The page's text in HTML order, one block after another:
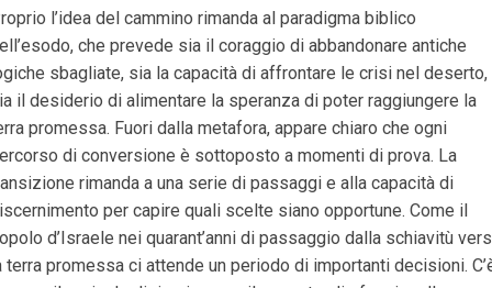
l’idea del cammino rimanda al paradigma biblico
che prevede sia il coraggio di abbandonare antiche
sbagliate, sia la capacità di affrontare le crisi nel deserto,
il desiderio di alimentare la speranza di poter raggiungere la
promessa. Fuori dalla metafora, appare chiaro che ogni
di conversione è sottoposto a momenti di prova. La
rimanda a una serie di passaggi e alla capacità di
per capire quali scelte siano opportune. Come il
d’Israele nei quarant’anni di passaggio dalla schiavitù
terra promessa ci attende un periodo di importanti decisioni.